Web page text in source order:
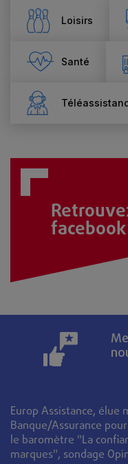
Loisirs
Santé
facebook
Europ Assistance, élue
Banque/Assurance
le baromètre "La
marques", sondage